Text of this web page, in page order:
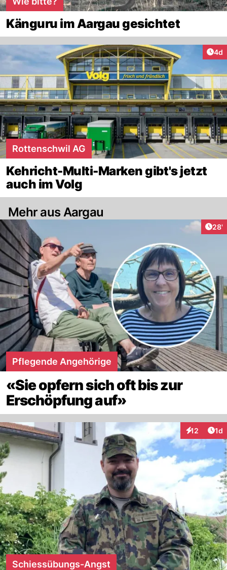
Känguru im Aargau gesichtet
4d
Rottenschwil AG
Kehricht-Multi-Marken gibt's jetzt
auch im Volg
Mehr aus Aargau
28'
Pflegende Angehörige
«Sie opfern sich oft bis zur
Erschöpfung auf»
12 1d
Schiessübungs-Angst